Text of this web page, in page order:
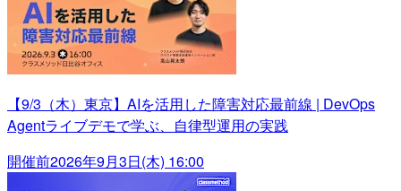
【9/3（木）東京】AIを活用した障害対応最前線 | DevOps
Agentライブデモで学ぶ、自律型運用の実践
開催前2026年9月3日(木) 16:00